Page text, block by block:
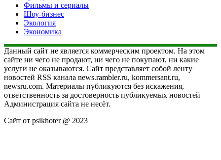
Фильмы и сериалы
Шоу-бизнес
Экология
Экономика
Данный сайт не является коммерческим проектом. На этом
сайте ни чего не продают, ни чего не покупают, ни какие
услуги не оказываются. Сайт представляет собой ленту
новостей RSS канала news.rambler.ru, kommersant.ru,
newsru.com. Материалы публикуются без искажения,
ответственность за достоверность публикуемых новостей
Администрация сайта не несёт.
Сайт от psikhoter @ 2023